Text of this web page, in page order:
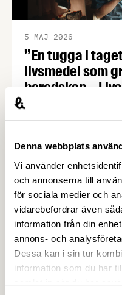
Denna webbplats
Vi använder
och annonserna till
för sociala medier och
vidarebefordrar även
information från din
annons- och
Dessa kan i sin tur
information som du har
”En tugga i
livsmedel som
beredskap –
5 MAJ 2026
Vi lever i oroliga
trygghet. Men en av
För att lyfta
mat har
kampanj ”En tugga i